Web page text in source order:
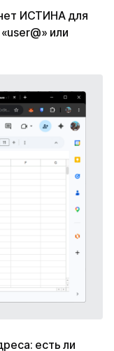
ИСТИНА для
или
есть ли